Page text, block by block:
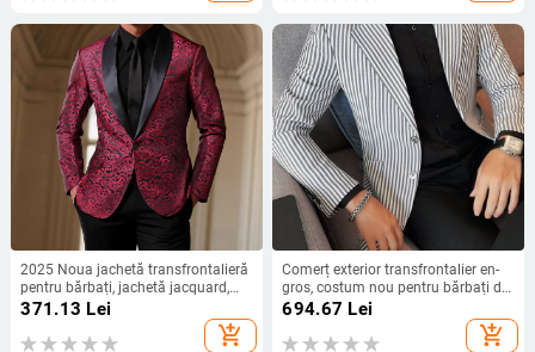
2025 Noua jachetă transfrontalieră
pentru bărbați, jachetă jacquard,
rochie de nuntă, rochie de spectacol
371.13 Lei
add_shopping_cart
Comerț exterior transfrontalier en-
gros, costum nou pentru bărbați de
înaltă calitate, cu mânecă lungă,
slim fit, elegant, cu dungi, jachetă,
vestă unică
694.67 Lei
add_shopping_cart